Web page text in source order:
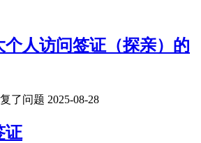
个人访问签证（探亲）的
了问题 2025-08-28
证